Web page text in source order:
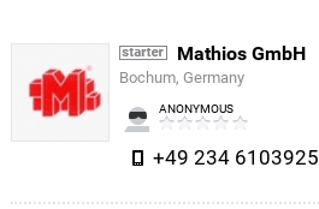
Mathios GmbH
Bochum, Germany
ANONYMOUS
+49 234 6103925